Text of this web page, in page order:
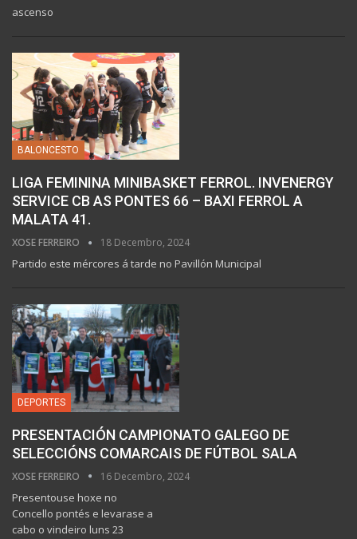
ascenso
BALONCESTO
LIGA FEMININA MINIBASKET FERROL. INVENERGY
SERVICE CB AS PONTES 66 – BAXI FERROL A
MALATA 41.
XOSE FERREIRO 18 Decembro, 2024
Partido este mércores á tarde no Pavillón Municipal
DEPORTES
PRESENTACIÓN CAMPIONATO GALEGO DE
SELECCIÓNS COMARCAIS DE FÚTBOL SALA
XOSE FERREIRO 16 Decembro, 2024
Presentouse hoxe no
Concello pontés e levarase a
cabo o vindeiro luns 23